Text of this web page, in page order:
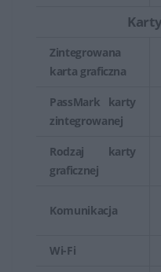
Zintegrowana
karta graficzna
PassMark karty
zintegrowanej
Rodzaj karty
graficznej
Komunikacja
Wi-Fi